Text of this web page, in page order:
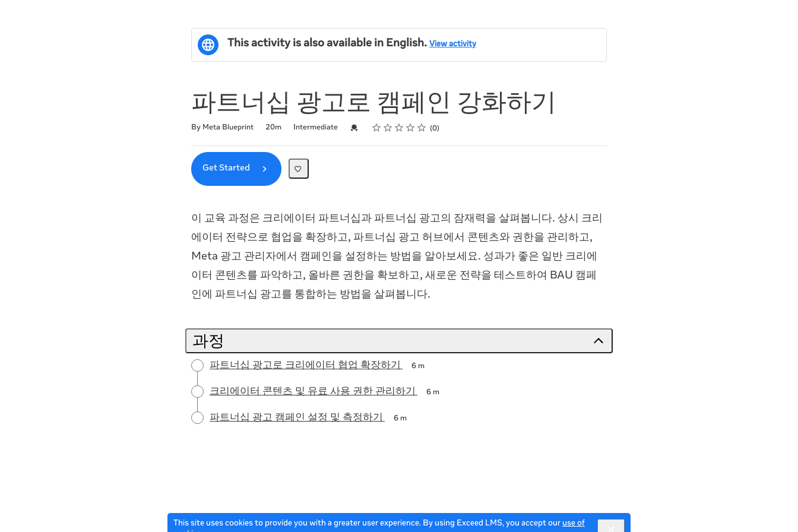
This site uses cookies to provide you with a greater user experience. By using Exceed LMS, you accept our use of
This activity is also available in English. View activity
파트너십 광고로 캠페인 강화하기
By Meta Blueprint 20m Intermediate Credential For Completion
Rating
1 star
2 stars
3 stars
4 stars
5 stars 0
Get Started
이 교육 과정은 크리에이터 파트너십과 파트너십 광고의 잠재력을 살펴봅니다. 상시 크리
에이터 전략으로 협업을 확장하고, 파트너십 광고 허브에서 콘텐츠와 권한을 관리하고,
Meta 광고 관리자에서 캠페인을 설정하는 방법을 알아보세요. 성과가 좋은 일반 크리에
이터 콘텐츠를 파악하고, 올바른 권한을 확보하고, 새로운 전략을 테스트하여 BAU 캠페
인에 파트너십 광고를 통합하는 방법을 살펴봅니다.
과정
파트너십 광고로 크리에이터 협업 확장하기 6 m
크리에이터 콘텐츠 및 유료 사용 권한 관리하기 6 m
파트너십 광고 캠페인 설정 및 측정하기 6 m